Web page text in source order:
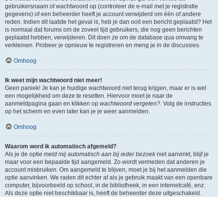
gebruikersnaam of wachtwoord op (controleer de e-mail met je registratie
gegevens) of een beheerder heeft je account verwijderd om één of andere
reden. Indien dit laatste het geval is, heb je dan ooit een bericht geplaatst? Het
is normaal dat forums om de zoveel tijd gebruikers, die nog geen berichten
geplaatst hebben, verwijderen. Dit doen ze om de database qua omvang te
verkleinen. Probeer je opnieuw te registreren en meng je in de discussies.
Omhoog
Ik weet mijn wachtwoord niet meer!
Geen paniek! Je kan je huidige wachtwoord niet terug krijgen, maar er is wel
een mogelijkheid om deze te resetten. Hiervoor moet je naar de
aanmeldpagina gaan en klikken op wachtwoord vergeten? . Volg de instructies
op het scherm en even later kan je je weer aanmelden.
Omhoog
Waarom word ik automatisch afgemeld?
Als je de optie meld mij automatisch aan bij ieder bezoekniet aanvinkt, blijf je
maar voor een bepaalde tijd aangemeld. Zo wordt vermeden dat anderen je
account misbruiken. Om aangemeld te blijven, moet je bij het aanmelden die
optie aanvinken. We raden dit echter af als je gebruik maakt van een openbare
computer, bijvoorbeeld op school, in de bibliotheek, in een internetcafé, enz.
Als deze optie niet beschikbaar is, heeft de beheerder deze uitgeschakeld.